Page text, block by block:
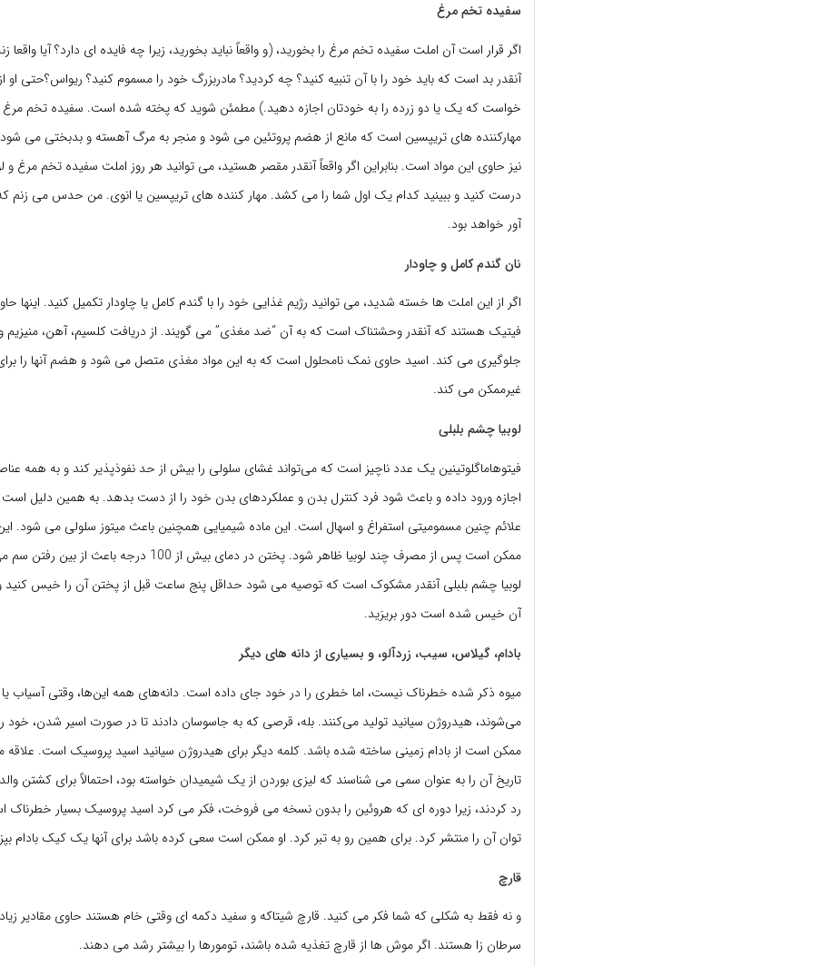
سفیده تخم مرغ
اگر قرار است آن املت سفیده تخم مرغ را بخورید، (و واقعاً نباید بخورید، زیرا چه فایده ای دارد؟ آیا واقعا
آنقدر بد است که باید خود را با آن تنبیه کنید؟ چه کردید؟ مادربزرگ خود را مسموم کنید؟ ریواس؟حتی او
خواست که یک یا دو زرده را به خودتان اجازه دهید.) مطمئن شوید که پخته شده است. سفیده تخم
مهارکننده های تریپسین است که مانع از هضم پروتئین می شود و منجر به مرگ آهسته و بدبختی می شود.
نیز حاوی این مواد است. بنابراین اگر واقعاً آنقدر مقصر هستید، می توانید هر روز املت سفیده تخم مرغ و
درست کنید و ببینید کدام یک اول شما را می کشد. مهار کننده های تریپسین یا انوی. من حدس می زنم
آور خواهد بود.
نان گندم کامل و چاودار
اگر از این املت ها خسته شدید، می توانید رژیم غذایی خود را با گندم کامل یا چاودار تکمیل کنید. اینها
فیتیک هستند که آنقدر وحشتناک است که به آن “ضد مغذی” می گویند. از دریافت کلسیم، آهن، منیزیم
جلوگیری می کند. اسید حاوی نمک نامحلول است که به این مواد مغذی متصل می شود و هضم آنها را
غیرممکن می کند.
لوبیا چشم بلبلی
فیتوهاماگلوتینین یک عدد ناچیز است که می‌تواند غشای سلولی را بیش از حد نفوذپذیر کند و به همه
اجازه ورود داده و باعث شود فرد کنترل بدن و عملکردهای بدن خود را از دست بدهد. به همین دلیل است
علائم چنین مسمومیتی استفراغ و اسهال است. این ماده شیمیایی همچنین باعث میتوز سلولی می شود.
ممکن است پس از مصرف چند لوبیا ظاهر شود. پختن در دمای بیش از 100 درجه
لوبیا چشم بلبلی آنقدر مشکوک است که توصیه می شود حداقل پنج ساعت قبل از پختن آن را خیس کنید
آن خیس شده است دور بریزید.
بادام، گیلاس، سیب، زردآلو، و بسیاری از دانه های دیگر
میوه ذکر شده خطرناک نیست، اما خطری را در خود جای داده است. دانه‌های همه این‌ها، وقتی آسیاب
می‌شوند، هیدروژن سیانید تولید می‌کنند. بله، قرصی که به جاسوسان دادند تا در صورت اسیر شدن، خود
ممکن است از بادام زمینی ساخته شده باشد. کلمه دیگر برای هیدروژن سیانید اسید پروسیک است. علاقه
تاریخ آن را به عنوان سمی می شناسند که لیزی بوردن از یک شیمیدان خواسته بود، احتمالاً برای کشتن
رد کردند، زیرا دوره ای که هروئین را بدون نسخه می فروخت، فکر می کرد اسید پروسیک بسیار
توان آن را منتشر کرد. برای همین رو به تبر کرد. او ممکن است سعی کرده باشد برای آنها یک کیک بادام
قارچ
و نه فقط به شکلی که شما فکر می کنید. قارچ شیتاکه و سفید دکمه ای وقتی خام هستند حاوی مقادیر
سرطان زا هستند. اگر موش ها از قارچ تغذیه شده باشند، تومورها را بیشتر رشد می دهند.